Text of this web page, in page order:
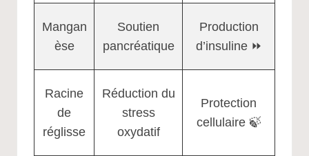
Mangan
èse
Soutien
pancréatique
Production
d’insuline ⏩
Racine
de
réglisse
Réduction du
stress
oxydatif
Protection
cellulaire 🍃